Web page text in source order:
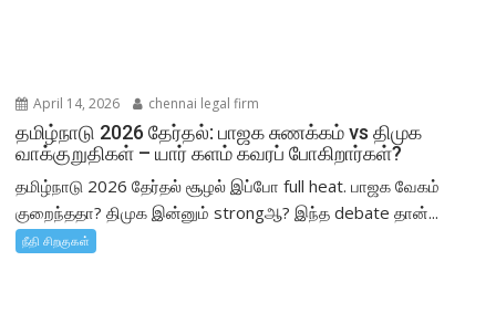
April 14, 2026 chennai legal firm
தமிழ்நாடு 2026 தேர்தல்: பாஜக சுணக்கம் vs திமுக
வாக்குறுதிகள் – யார் களம் கவரப் போகிறார்கள்?
தமிழ்நாடு 2026 தேர்தல் சூழல் இப்போ full heat. பாஜக வேகம்
குறைந்ததா? திமுக இன்னும் strongஆ? இந்த debate தான்...
நீதி சிறகுகள்